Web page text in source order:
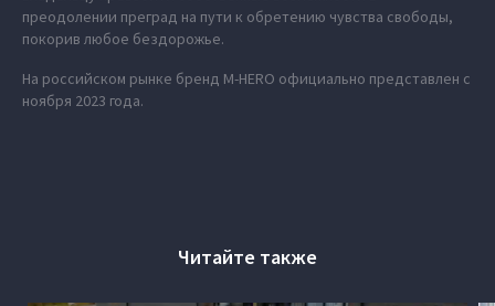
преодолении преград на пути к обретению чувства свободы,
покорив любое бездорожье.
На российском рынке бренд M‑HERO официально представлен с
ноября 2023 года.
Читайте также